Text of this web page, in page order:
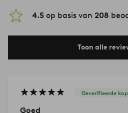
4.5 op basis van 208
Toon alle
Geverifieerde
Goed